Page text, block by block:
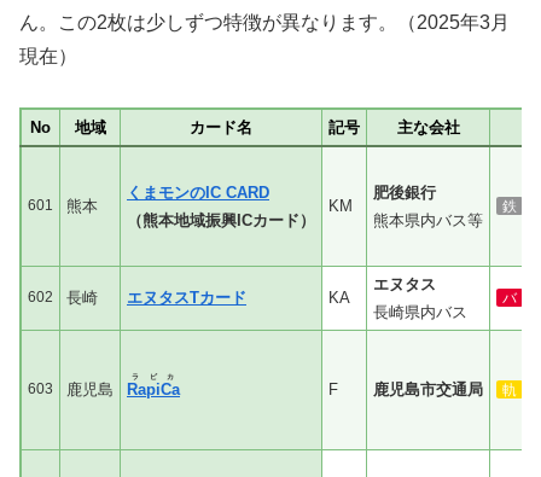
ん。この2枚は少しずつ特徴が異なります。（2025年3月
現在）
No 地域 カード名 記号 主な会社
601 熊本
くまモンのIC CARD
（熊本地域振興ICカード）
KM
肥後銀行
熊本県内バス等
鉄
602 長崎 エヌタスTカード KA
エヌタス
長崎県内バス
バ
603 鹿児島 RapiCa
ラピカ
F 鹿児島市交通局 軌